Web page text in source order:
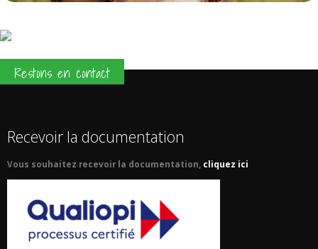
Restons en contact
Recevoir la documentation
Vous souhaitez recevoir la documentation, cliquez ici